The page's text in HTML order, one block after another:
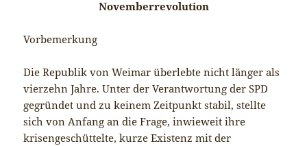
Novemberrevolution
Vorbemerkung
Die Republik von Weimar überlebte nicht länger als
vierzehn Jahre. Unter der Verantwortung der SPD
gegründet und zu keinem Zeitpunkt stabil, stellte
sich von Anfang an die Frage, inwieweit ihre
krisengeschüttelte, kurze Existenz mit der